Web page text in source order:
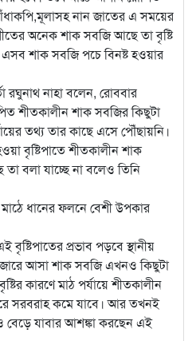
নান জাতের এ সময়ের
অনেক শাক সবজি আছে তা বৃষ্টি
এসব শাক সবজি পচে বিনষ্ট হওয়ার
রঘুনাথ নাহা বলেন, রোববার
শীতকালীন শাক সবজির কিছুটা
তথ্য তার কাছে এসে পৌঁছায়নি।
বৃষ্টিপাতে শীতকালীন শাক
বলা যাচ্ছে না বলেও তিনি
ধানের ফলনে বেশী উপকার
বৃষ্টিপাতের প্রভাব পড়বে স্থানীয়
আসা শাক সবজি এখনও কিছুটা
কারণে মাঠ পর্যায়ে শীতকালীন
সরবরাহ কমে যাবে। আর তখনই
বেড়ে যাবার আশঙ্কা করছেন এই